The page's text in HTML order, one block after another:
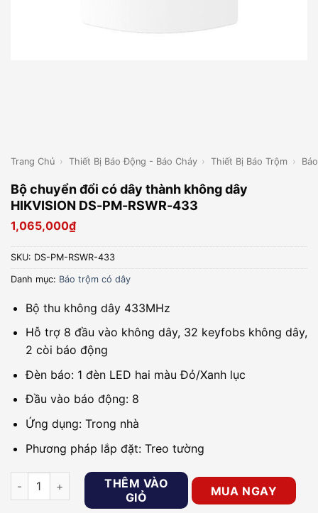
Trang Chủ › Thiết Bị Báo Động - Báo Cháy › Thiết Bị Báo Trộm ›
Bộ chuyển đổi có dây thành không dây
HIKVISION DS-PM-RSWR-433
1,065,000₫
SKU: DS-PM-RSWR-433
Danh mục: Báo trộm có dây
Bộ thu không dây 433MHz
Hỗ trợ 8 đầu vào không dây, 32 keyfobs không dây,
2 còi báo động
Đèn báo: 1 đèn LED hai màu Đỏ/Xanh lục
Đầu vào báo động: 8
Ứng dụng: Trong nhà
Phương pháp lắp đặt: Treo tường
Bộ chuyển đổi có dây thành không dây HIKVISION DS-PM-
THÊM VÀO
GIỎ
MUA NGAY